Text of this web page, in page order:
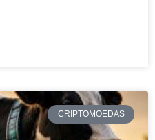
CRIPTOMOEDAS